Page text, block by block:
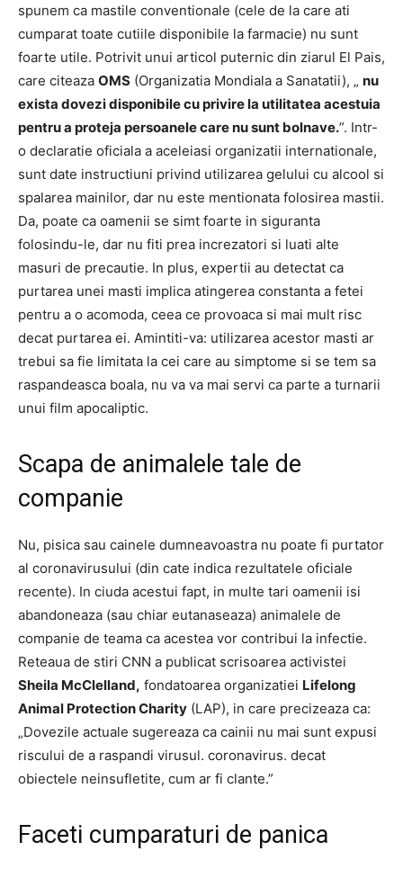
spunem ca mastile conventionale (cele de la care ati
cumparat toate cutiile disponibile la farmacie) nu sunt
foarte utile. Potrivit unui articol puternic din ziarul El Pais,
care citeaza OMS (Organizatia Mondiala a Sanatatii), „ nu
exista dovezi disponibile cu privire la utilitatea acestuia
pentru a proteja persoanele care nu sunt bolnave.”. Intr-
o declaratie oficiala a aceleiasi organizatii internationale,
sunt date instructiuni privind utilizarea gelului cu alcool si
spalarea mainilor, dar nu este mentionata folosirea mastii.
Da, poate ca oamenii se simt foarte in siguranta
folosindu-le, dar nu fiti prea increzatori si luati alte
masuri de precautie. In plus, expertii au detectat ca
purtarea unei masti implica atingerea constanta a fetei
pentru a o acomoda, ceea ce provoaca si mai mult risc
decat purtarea ei. Amintiti-va: utilizarea acestor masti ar
trebui sa fie limitata la cei care au simptome si se tem sa
raspandeasca boala, nu va va mai servi ca parte a turnarii
unui film apocaliptic.
Scapa de animalele tale de
companie
Nu, pisica sau cainele dumneavoastra nu poate fi purtator
al coronavirusului (din cate indica rezultatele oficiale
recente). In ciuda acestui fapt, in multe tari oamenii isi
abandoneaza (sau chiar eutanaseaza) animalele de
companie de teama ca acestea vor contribui la infectie.
Reteaua de stiri CNN a publicat scrisoarea activistei
Sheila McClelland, fondatoarea organizatiei Lifelong
Animal Protection Charity (LAP), in care precizeaza ca:
„Dovezile actuale sugereaza ca cainii nu mai sunt expusi
riscului de a raspandi virusul. coronavirus. decat
obiectele neinsufletite, cum ar fi clante.”
Faceti cumparaturi de panica